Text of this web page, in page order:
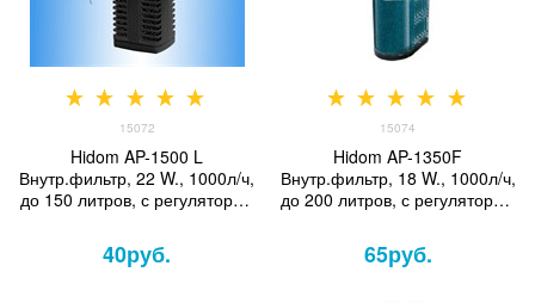
15072
Hidom AP-1500 L
Внутр.фильтр, 22 W., 1000л/ч,
до 150 литров, с регулятором
40руб.
15074
Hidom AP-1350F
Внутр.фильтр, 18 W., 1000л/ч,
до 200 литров, с регулятором
65руб.